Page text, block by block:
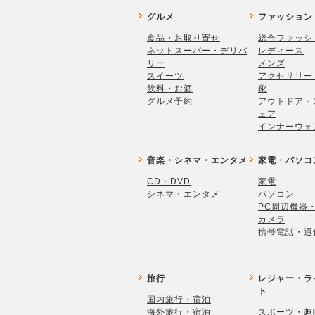
グルメ
食品・お取り寄せ
ネットスーパー・デリバ
リー
スイーツ
飲料・お酒
グルメ予約
ファッション
総合ファッシ
レディース
メンズ
アクセサリ
靴
アウトドア
ェア
インナーウェ
音楽・シネマ・エンタメ
CD・DVD
シネマ・エンタメ
家電・パソコ
家電
パソコン
PC周辺機器
カメラ
携帯電話・通
旅行
国内旅行・宿泊
海外旅行・宿泊
レジャー・
ト
スポーツ・趣